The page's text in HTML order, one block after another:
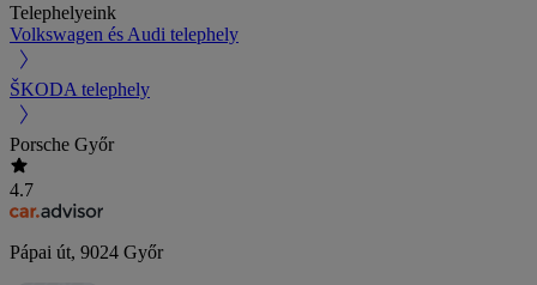
Telephelyeink
Volkswagen és Audi telephely
ŠKODA telephely
Porsche Győr
4.7
Pápai út, 9024 Győr